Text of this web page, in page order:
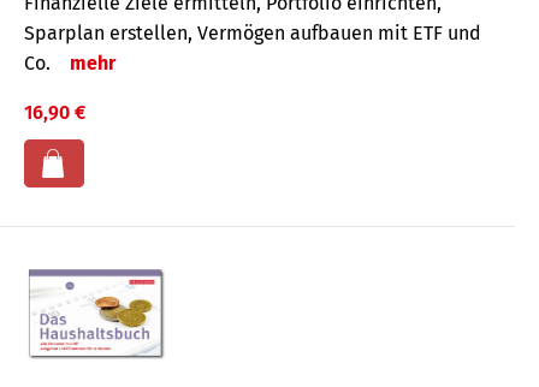
Sparplan erstellen, Vermögen aufbauen mit ETF und
Co.
mehr
16,90 €